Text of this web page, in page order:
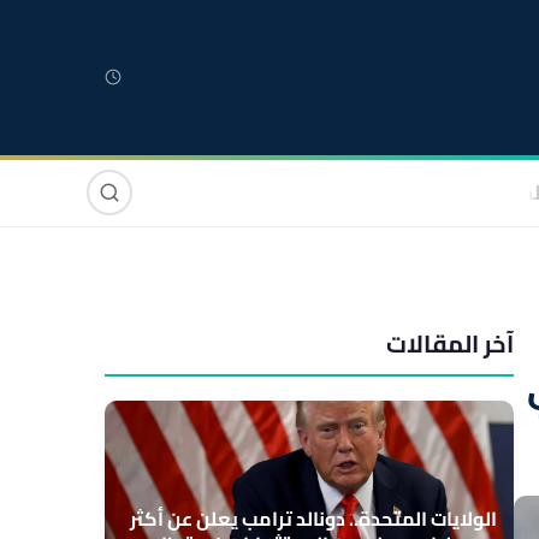
صوت وصورة
آخر المقالات
الولايات المتحدة.. دونالد ترامب يعلن عن أكثر